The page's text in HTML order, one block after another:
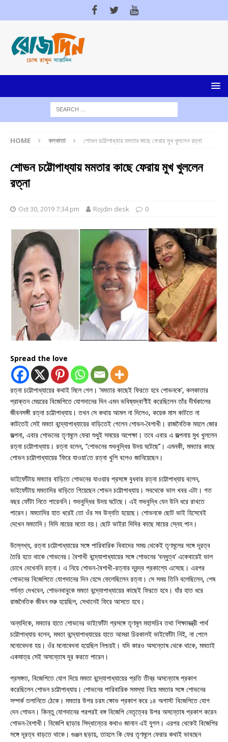
HOME কলকাতা শোভন চট্টোপাধ্যায় মমতার কাছে ফেরায় মুখ খুললেন রত্না
শোভন চট্টোপাধ্যায় মমতার কাছে ফেরায় মুখ খুললেন
রত্না
Oct 30, 2019 7:34 pm Rojdin desk 0
Spread the love
রত্না চট্টোপাধ্যায়ের কথাই মিলে গেল। ‘মমতার কাছেই ফিরতে হবে শোভনকে’, কলকাতার
প্রাক্তন মেয়রের বিজেপিতে যোগদানের দিন এমন ভবিষ্যদ্বাণীই করেছিলেন তাঁর দীর্ঘকালের
জীবনসঙ্গী রত্না চট্টোপাধ্যায়। তখন সে কথায় আমল না দিলেও, কয়েক মাস কাটতে না
কাটতেই সেই মমতা বন্দ্যোপাধ্যায়ের বাড়িতেই গেলেন শোভন-বৈশাখী। রাজনৈতিক মহলে জোর
জল্পনা, এবার শোভনের তৃণমূলে ফেরা শুধুই সময়ের অপেক্ষা। তবে এবার এ জল্পনায় মুখ খুললেন
রত্না চট্টোপাধ্যায়। রত্না বলেন, ‘‘শোভনের শুভবুদ্ধির উদয় ঘটেছে’’। এমনকী, মমতার কাছে
শোভন চট্টোপাধ্যায়ের ‘ফিরে যাওয়া’তে রত্না খুশি বলেও জানিয়েছেন।
ভাইফোঁটায় মমতার বাড়িতে শোভনের যাওয়ার প্রসঙ্গে বুধবার রত্না চট্টোপাধ্যায় বলেন,
ভাইফোঁটায় মমতাদির বাড়িতে গিয়েছেন শোভন চট্টোপাধ্যায়। সবথেকে ভাল খবর এটা। গত
বছর ফোঁটা নিতে পারেননি। শুভবুদ্ধির উদয় ঘটেছে। এই শুভবুদ্ধি যেন উনি ধরে রাখতে
পারেন। মমতাদির হাত ধরেই তো ওঁর সব উন্নতি হয়েছে। শোভনকে ছোট ভাই হিসেবেই
দেখেন মমতাদি। দিদি মায়ের মতো হয়। ছোট ভাইরা দিদির কাছে মায়ের স্নেহ পান।
উল্লেখ্য, রত্না চট্টোপাধ্যায়ের সঙ্গে পারিবারিক বিবাদের সময় থেকেই তৃণমূলের সঙ্গে দূরত্ব
তৈরি হতে থাকে শোভনের। বৈশাখী বন্দ্যোপাধ্যায়ের সঙ্গে শোভনের ‘বন্ধুত্ব’ একেবারেই ভাল
চোখে দেখেননি রত্না। এ নিয়ে শোভন-বৈশাখী-রত্নার দ্বন্দ্ব প্রকাশ্যে এসেছে। এরপর
শোভনের বিজেপিতে যোগদানের দিন হেসে ফেলেছিলেন রত্না। সে সময় তিনি বলেছিলেন, শেষ
পর্যন্ত দেখবেন, শোভনবাবুকে মমতা বন্দ্যোপাধ্যায়ের কাছেই ফিরতে হবে। যাঁর হাত ধরে
রাজনৈতিক জীবন শুরু হয়েছিল, সেখানেই ফিরে আসতে হবে।
অন্যদিকে, মমতার হাতে শোভনের ভাইফোঁটা প্রসঙ্গে তৃণমূল মহাসচিব তথা শিক্ষামন্ত্রী পার্থ
চট্টোপাধ্যায় বলেন, মমতা বন্দ্যোপাধ্যায়ের হাতে আমরা চিরকালই ভাইফোঁটা নিই, না পেলে
মনোবেদনা হয়। ওঁর মনোবেদনা হয়েছিল নিশ্চয়ই। যদি কারও অসন্তোষ থেকে থাকে, মমতাই
একমাত্র সেই অসন্তোষ দূর করতে পারেন।
প্রসঙ্গত, বিজেপিতে যোগ দিয়ে মমতা বন্দ্যোপাধ্যায়ের প্রতি তীব্র অসন্তোষ প্রকাশ
করেছিলেন শোভন চট্টোপাধ্যায়। শোভনের পারিবারিক সমস্যা নিয়ে মমতার সঙ্গে শোভনের
সম্পর্ক তলানিতে ঠেকে। মমতার উপর চরম ক্ষোভ প্রকাশ করে ১৪ অগাস্ট বিজেপিতে যোগ
দেন শোভন। কিন্তু যোগদানের পরপরই বঙ্গ বিজেপি নেতৃত্বের উপর অসন্তোষ প্রকাশ করেন
শোভন-বৈশাখী। বিজেপি ছাড়ার সিদ্ধান্তের কথাও জানান এই যুগল। এরপর থেকেই বিজেপির
সঙ্গে দূরত্ব বাড়তে থাকে। গুঞ্জন ছড়ায়, তাহলে কি ফের তৃণমূলে ফেরার কথাই ভাবছেন